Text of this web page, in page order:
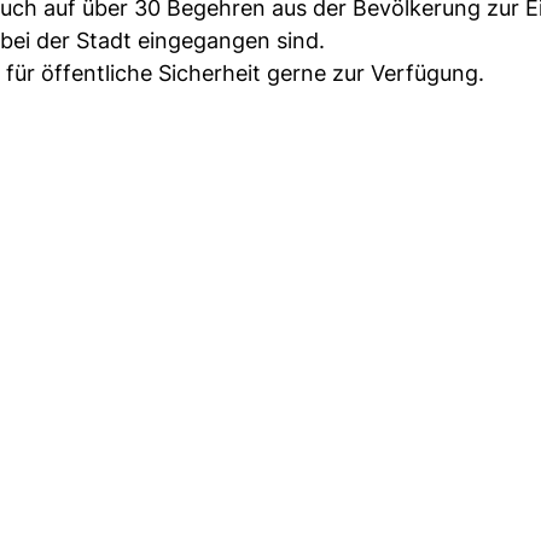
auf über 30 Begehren aus der Bevölkerung zur
der Stadt eingegangen sind.
öffentliche Sicherheit gerne zur Verfügung.